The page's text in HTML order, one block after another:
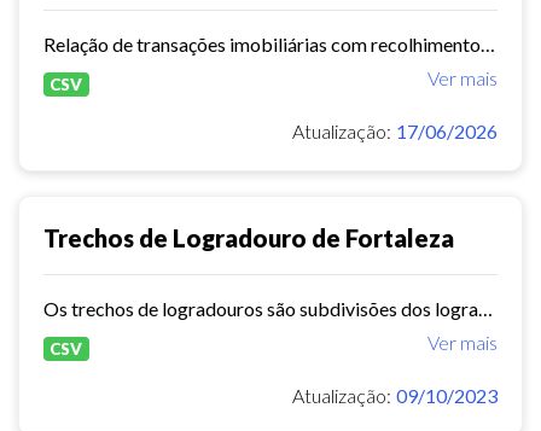
Ver mais
CSV
Atualização: 17/06/2026
Trechos de Logradouro de Fortaleza
Ver mais
CSV
Atualização: 09/10/2023